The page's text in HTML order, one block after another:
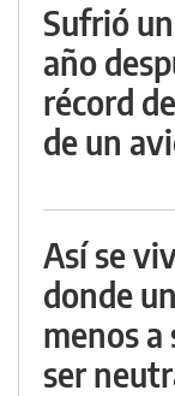
Sufrió
año
récord
de un
Así se
donde
menos a
ser